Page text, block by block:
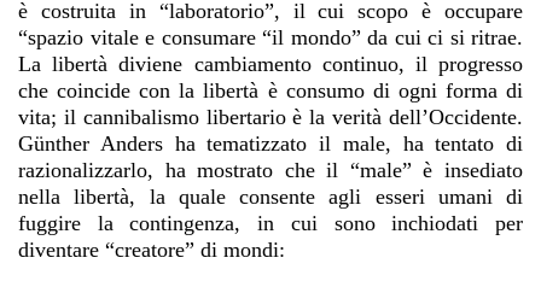
è costruita in “laboratorio”, il cui scopo è occupare
“spazio vitale e consumare “il mondo” da cui ci si ritrae.
La libertà diviene cambiamento continuo, il progresso
che coincide con la libertà è consumo di ogni forma di
vita; il cannibalismo libertario è la verità dell’Occidente.
Günther Anders ha tematizzato il male, ha tentato di
razionalizzarlo, ha mostrato che il “male” è insediato
nella libertà, la quale consente agli esseri umani di
fuggire la contingenza, in cui sono inchiodati per
diventare “creatore” di mondi: